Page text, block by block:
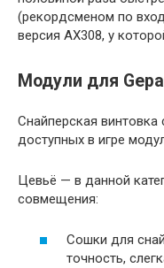
(рекордсменом по
версия AX308, у
Модули для
Снайперская
доступных в игре
Цевьё — в данной
совмещения:
Сошки для
точность,